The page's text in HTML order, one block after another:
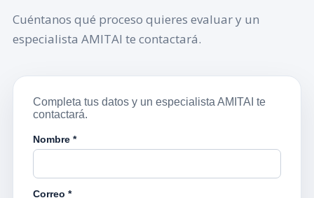
Cuéntanos qué proceso quieres evaluar y un
especialista AMITAI te contactará.